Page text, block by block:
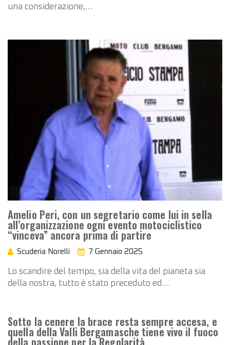
una considerazione,…
Amelio Peri, con un segretario come lui in sella
all’organizzazione ogni evento motociclistico
“vinceva” ancora prima di partire
Scuderia Norelli 7 Gennaio 2025
Lo scandire del tempo, sia della vita del pianeta sia
della nostra, tutto è stato preceduto ed…
Sotto la cenere la brace resta sempre accesa, e
quella della Valli Bergamasche tiene vivo il fuoco